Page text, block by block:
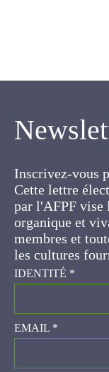
Cette lettre
gratuitement
d'un lien
ses membres
concernées
prairies.
IDENTITÉ*
EMAIL*